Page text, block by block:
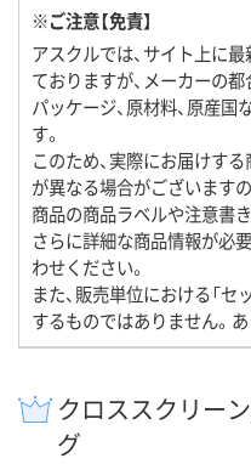
※ご注意【免責】
アスクルでは、サイト上に
ておりますが、メーカーの都
パッケージ、原材料、原産
す。
このため、実際にお届けす
が異なる場合がございます
商品の商品ラベルや注意書
さらに詳細な商品情報が必
わせください。
また、販売単位における「セ
するものではありません。
クロススクリー
グ